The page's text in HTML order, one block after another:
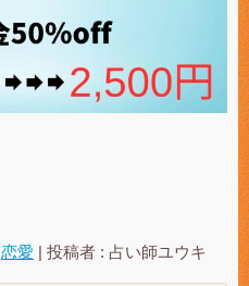
恋愛 | 投稿者 : 占い師ユウキ